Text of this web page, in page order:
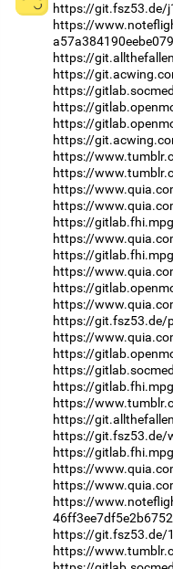
https://git.fsz53.de/
https://
https://
https://
https://
https://
https://
https://
https://
https://
https://
https://
https://
https://
https://
https://
https://
https://
https://git.fsz53.de/
https://
https://
https://
https://
https://
https://
https://
https://
https://
https://
https://
https://
https://